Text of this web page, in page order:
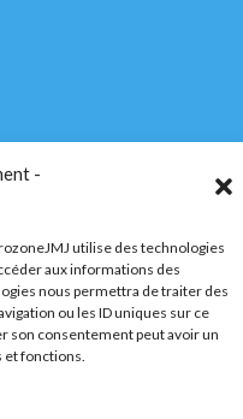
-
utilise des technologies
aux informations des
nous permettra de traiter des
ou les ID uniques sur ce
son consentement peut avoir un
et fonctions.
par WordPress